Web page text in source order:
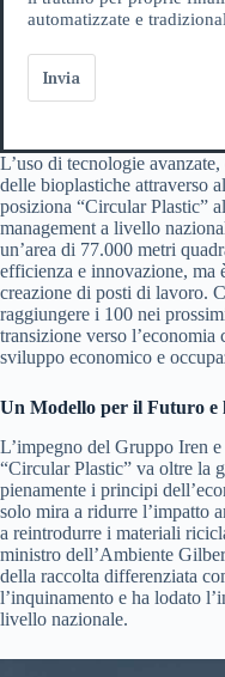
automatizzate e
Invia
L’uso di tecnologie
delle bioplastiche attraverso
posiziona “Circular Plastic”
management a livello
un’area di 77.000 metri
efficienza e innovazione, ma
creazione di posti di lavoro.
raggiungere i 100 nei
transizione verso l’economia
sviluppo economico e
Un Modello per il Futuro e
L’impegno del Gruppo Iren
“Circular Plastic” va oltre la
pienamente i principi
solo mira a ridurre l’impatto
a reintrodurre i materiali
ministro dell’Ambiente
della raccolta differenziata
l’inquinamento e ha lodato
livello nazionale.